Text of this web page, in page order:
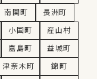
南関町
長洲町
小国町
産山村
嘉島町
益城町
津奈木町
錦町